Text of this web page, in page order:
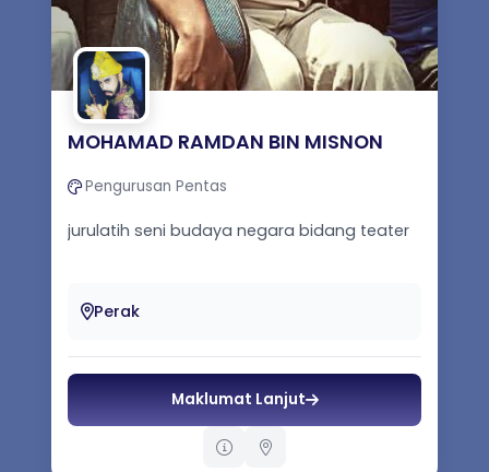
MOHAMAD RAMDAN BIN MISNON
Pengurusan Pentas
jurulatih seni budaya negara bidang teater
Perak
Maklumat Lanjut